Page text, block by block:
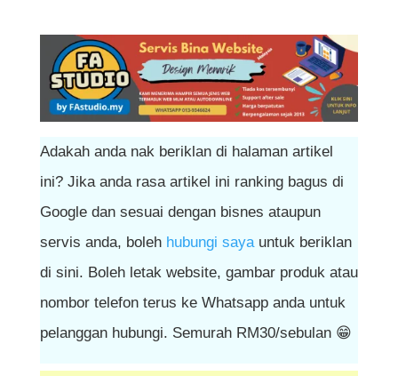
Adakah anda nak beriklan di halaman artikel
ini? Jika anda rasa artikel ini ranking bagus di
Google dan sesuai dengan bisnes ataupun
servis anda, boleh hubungi sayauntuk beriklan
di sini. Boleh letak website, gambar produk atau
nombor telefon terus ke Whatsapp anda untuk
pelanggan hubungi. Semurah RM30/sebulan 😁